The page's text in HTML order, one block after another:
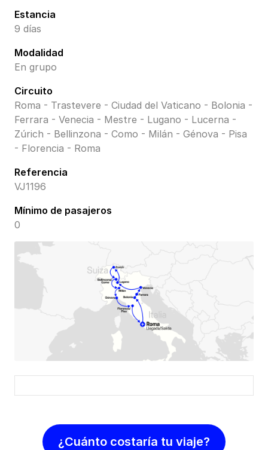
Estancia
9 días
Modalidad
En grupo
Circuito
Roma - Trastevere - Ciudad del Vaticano - Bolonia -
Ferrara - Venecia - Mestre - Lugano - Lucerna -
Zúrich - Bellinzona - Como - Milán - Génova - Pisa
- Florencia - Roma
Referencia
VJ1196
Mínimo de pasajeros
0
¿Cuánto costaría tu viaje?